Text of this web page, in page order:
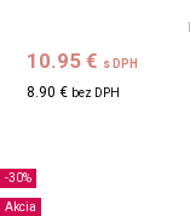
10.95 € s DPH
8.90 € bez DPH
-30%
Akcia